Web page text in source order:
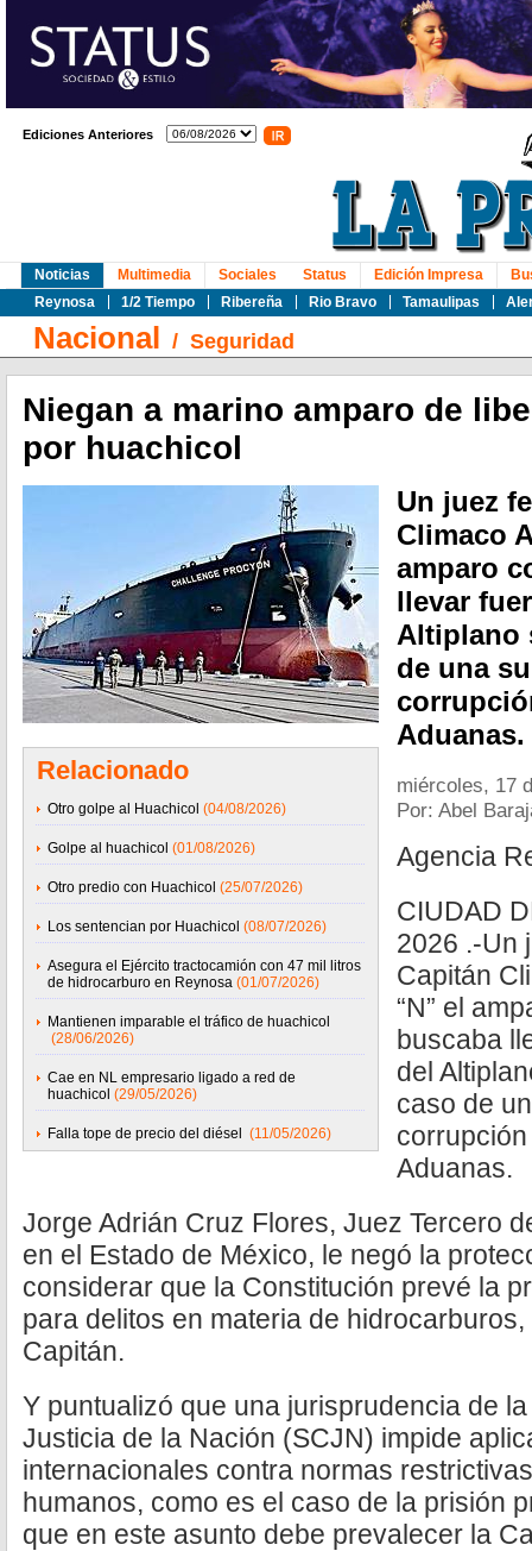
Ediciones Anteriores
Noticias
Reynosa
1/2 Tiempo Ribereña Rio Bravo Tamaulipas
Multimedia Sociales Status Edición Impresa
Nacional / Seguridad
Niegan a marino amparo de
por huachicol
Relacionado
Otro golpe al Huachicol (04/08/2026)
Golpe al huachicol (01/08/2026)
Otro predio con Huachicol (25/07/2026)
Los sentencian por Huachicol (08/07/2026)
Asegura el Ejército tractocamión con 47 mil litros
de hidrocarburo en Reynosa (01/07/2026)
Mantienen imparable el tráfico de huachicol
(28/06/2026)
Cae en NL empresario ligado a red de
huachicol (29/05/2026)
Falla tope de precio del diésel (11/05/2026)
Un juez
Climaco
amparo
llevar
Altiplano
de una
Aduanas.
miércoles, 17
Por: Abel
Agencia
CIUDAD
2026 .-Un
Capitán
“N” el
buscaba
del
caso de
Aduanas.
Jorge Adrián Cruz Flores, Juez Tercero
en el Estado de México, le negó la
considerar que la Constitución prevé la
para delitos en materia de
Capitán.
Y puntualizó que una jurisprudencia de
Justicia de la Nación (SCJN) impide
internacionales contra normas
humanos, como es el caso de la prisión
que en este asunto debe prevalecer la